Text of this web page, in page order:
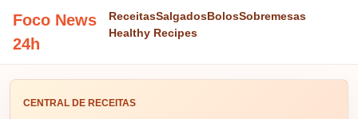
Foco News
24h
ReceitasSalgadosBolosSobremesas
Healthy Recipes
CENTRAL DE RECEITAS